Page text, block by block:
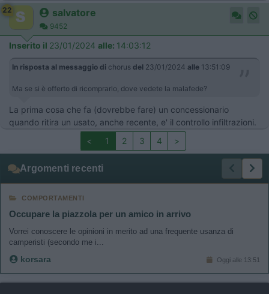
22
salvatore
9452
Inserito il 23/01/2024 alle: 14:03:12
In risposta al messaggio di chorus del 23/01/2024 alle 13:51:09
Ma se si è offerto di ricomprarlo, dove vedete la malafede?
La prima cosa che fa (dovrebbe fare) un concessionario
quando ritira un usato, anche recente, e' il controllo infiltrazioni.
<
1 2 3 4 >
Argomenti recenti
COMPORTAMENTI
Occupare la piazzola per un amico in arrivo
Vorrei conoscere le opinioni in merito ad una frequente usanza di
camperisti (secondo me i...
korsara Oggi alle 13:51